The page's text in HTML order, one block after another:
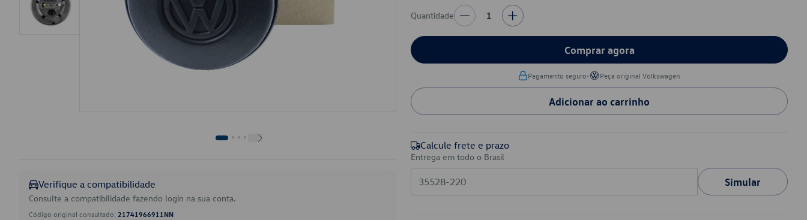
Verifique a compatibilidade
Consulte a compatibilidade fazendo login na sua conta.
Código original consultado: 21741966911NN
Quantidade 1
Comprar agora
Pagamento seguro• Peça original Volkswagen
Adicionar ao carrinho
Calcule frete e prazo
Entrega em todo o Brasil
Simular